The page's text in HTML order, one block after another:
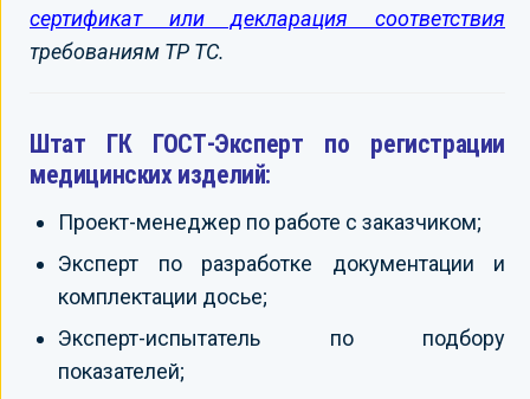
сертификат или декларация соответствия
требованиям ТР ТС.
Штат ГК ГОСТ-Эксперт по регистрации
медицинских изделий:
Проект-менеджер по работе с заказчиком;
Эксперт по разработке документации и
комплектации досье;
Эксперт-испытатель по подбору
показателей;